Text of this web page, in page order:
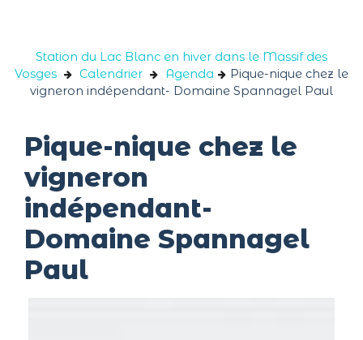
Station du Lac Blanc en hiver dans le Massif des
Vosges
Calendrier Agenda
Pique-nique chez le
vigneron indépendant- Domaine Spannagel Paul
Pique-nique chez le
vigneron
indépendant-
Domaine Spannagel
Paul